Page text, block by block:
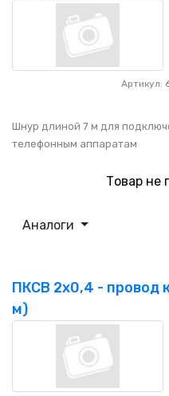
Артикул:
Шнур длиной 7 м для
телефонным аппаратам
Товар не
Аналоги
ПКСВ 2х0,4 - провод
м)